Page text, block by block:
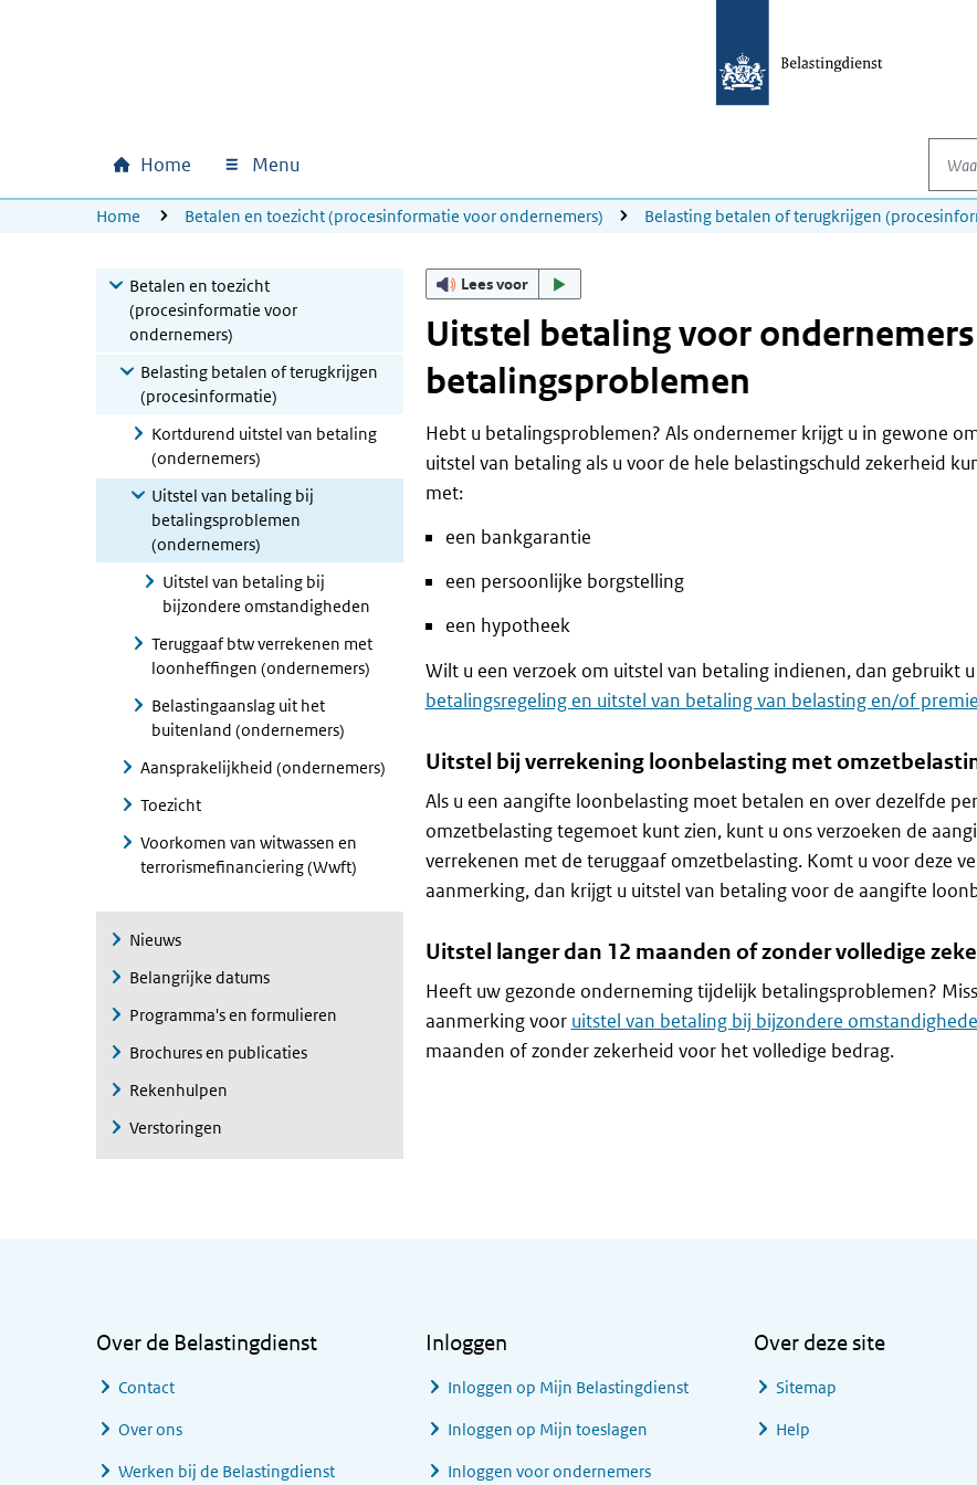
Hoofdnavigatie
Home Menu
U bevindt zich hier:
Home Betalen en toezicht (procesinformatie voor ondernemers) Belasting betalen of terugkrijgen
Betalen en toezicht
(procesinformatie voor
ondernemers)
Belasting betalen of terugkrijgen
(procesinformatie)
Kortdurend uitstel van betaling
(ondernemers)
Uitstel van betaling bij
betalingsproblemen
(ondernemers)
Uitstel van betaling bij
bijzondere omstandigheden
Teruggaaf btw verrekenen met
loonheffingen (ondernemers)
Belastingaanslag uit het
buitenland (ondernemers)
Aansprakelijkheid (ondernemers)
Toezicht
Voorkomen van witwassen en
terrorismefinanciering (Wwft)
Nieuws
Belangrijke datums
Programma's en formulieren
Brochures en publicaties
Rekenhulpen
Verstoringen
Lees voor
Uitstel betaling voor
betalingsproblemen
Hebt u betalingsproblemen? Als ondernemer krijgt u in gewone
uitstel van betaling als u voor de hele belastingschuld zekerheid
met:
een bankgarantie
een persoonlijke borgstelling
een hypotheek
Wilt u een verzoek om uitstel van betaling indienen, dan gebruikt
betalingsregeling en uitstel van betaling van belasting en/of
Uitstel bij verrekening loonbelasting met
Als u een aangifte loonbelasting moet betalen en over dezelfde
omzetbelasting tegemoet kunt zien, kunt u ons verzoeken de
verrekenen met de teruggaaf omzetbelasting. Komt u voor deze
aanmerking, dan krijgt u uitstel van betaling voor de aangifte
Uitstel langer dan 12 maanden of zonder volledige
Heeft uw gezonde onderneming tijdelijk betalingsproblemen?
aanmerking voor uitstel van betaling bij bijzondere
maanden of zonder zekerheid voor het volledige bedrag.
Over de Belastingdienst
Contact
Over ons
Werken bij de Belastingdienst
Inloggen
Inloggen op Mijn Belastingdienst
Inloggen op Mijn toeslagen
Inloggen voor ondernemers
Over deze site
Sitemap
Help